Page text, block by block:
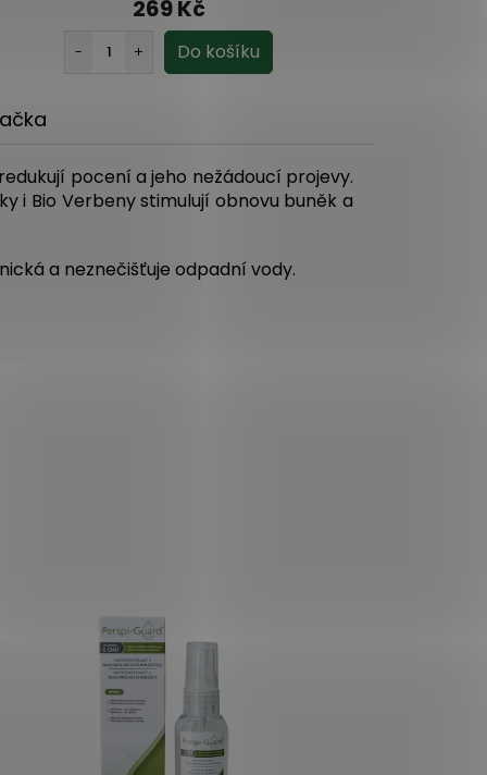
269 Kč
pocení a jeho nežádoucí projevy.
i Bio Verbeny stimulují obnovu buněk a
a neznečišťuje odpadní vody.